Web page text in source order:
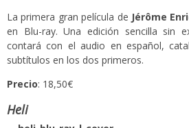
La primera gran película de Jérôme
en Blu-ray. Una edición sencilla sin
contará con el audio en español,
subtítulos en los dos primeros.
Precio: 18,50€
Heli